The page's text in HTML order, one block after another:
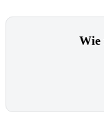
Wie